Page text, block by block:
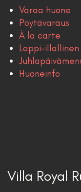
Varaa huone
Pöytävaraus
À la carte
Lappi-illallinen
Huoneinfo
Villa Royal